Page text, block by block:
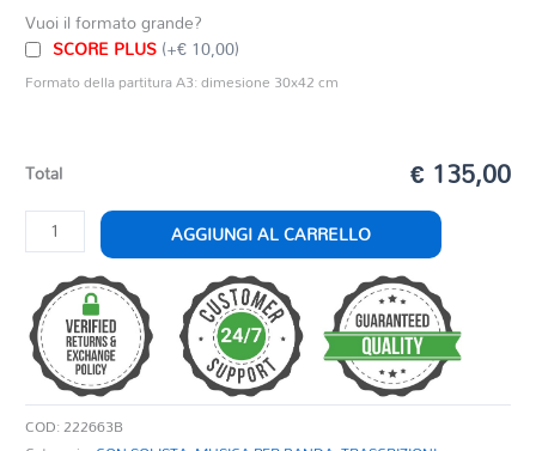
Vuoi il formato grande?
SCORE PLUS(+€ 10,00)
Formato della partitura A3: dimesione 30x42 cm
Total € 135,00
ANDANTE
TEMA
VARIAZIONI
CON
CODA
PER
CLARINETTO
E
AGGIUNGI AL CARRELLO
COD:222663B